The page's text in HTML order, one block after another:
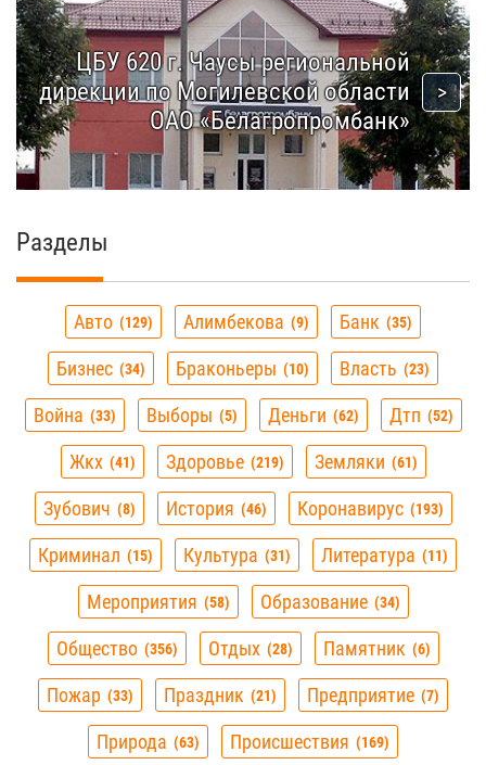
ЦБУ 620 г. Чаусы региональной
дирекции по Могилевской области
ОАО «Белагропромбанк»
Разделы
Авто 129 Алимбекова 9 Банк 35
Бизнес 34 Браконьеры 10 Власть 23
Война 33 Выборы 5 Деньги 62 Дтп 52
Жкх 41 Здоровье 219 Земляки 61
Зубович 8 История 46 Коронавирус 193
Криминал 15 Культура 31 Литература 11
Мероприятия 58 Образование 34
Общество 356 Отдых 28 Памятник 6
Пожар 33 Праздник 21 Предприятие 7
Природа 63 Происшествия 169